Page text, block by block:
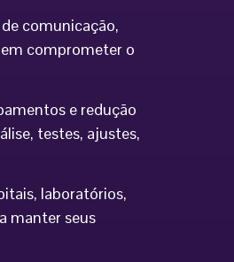
comunicação,
comprometer o
e redução
testes, ajustes,
laboratórios,
manter seus